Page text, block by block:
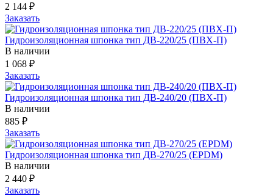
2 144 ₽
Заказать
Гидроизоляционная шпонка тип ДВ-220/25 (ПВХ-П)
В наличии
1 068 ₽
Заказать
Гидроизоляционная шпонка тип ДВ-240/20 (ПВХ-П)
В наличии
885 ₽
Заказать
Гидроизоляционная шпонка тип ДВ-270/25 (EPDM)
В наличии
2 440 ₽
Заказать